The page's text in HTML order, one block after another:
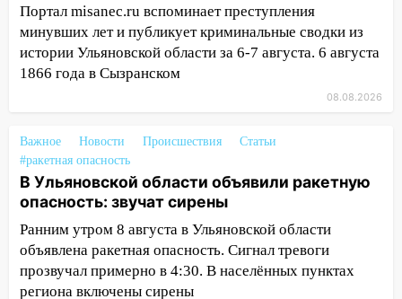
18:11 Ульяновская область стала
пилотным регионом проекта
«Культурное долголетие»
новых аппаратов ИВЛ
16:51 В Чердаклинском районе
ремонтируют дороги, ставят остановки
и проводят новое освещение
16:35 В Ульяновске установили ещё
девять бункеров для крупногабаритного
мусора
Портал misanec.ru вспоминает преступления
минувших лет и публикует криминальные сводки из
истории Ульяновской области за 6-7 августа. 6 августа
1866 года в Сызранском
08.08.2026
Важное Новости Происшествия
Статьи
#ракетная опасность
В Ульяновской области объявили ракетную
опасность: звучат сирены
Ранним утром 8 августа в Ульяновской области
объявлена ракетная опасность. Сигнал тревоги
прозвучал примерно в 4:30. В населённых пунктах
региона включены сирены